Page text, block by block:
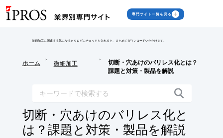
専門サイト一覧を見る
微細加工に関連する気になるカタログにチェックを入れると、まとめてダウンロードいただけます。
ホーム
>
微細加工
>
切断・穴あけのバリレス化とは？
課題と対策・製品を解説
切断・穴あけのバリレス化と
は？課題と対策・製品を解説